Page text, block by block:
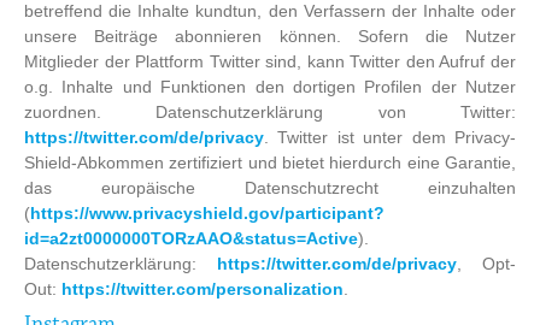
betreffend die Inhalte kundtun, den Verfassern der Inhalte oder
unsere Beiträge abonnieren können. Sofern die Nutzer
Mitglieder der Plattform Twitter sind, kann Twitter den Aufruf der
o.g. Inhalte und Funktionen den dortigen Profilen der Nutzer
zuordnen. Datenschutzerklärung von Twitter:
https://twitter.com/de/privacy. Twitter ist unter dem Privacy-
Shield-Abkommen zertifiziert und bietet hierdurch eine Garantie,
das europäische Datenschutzrecht einzuhalten
(https://www.privacyshield.gov/participant?
id=a2zt0000000TORzAAO&status=Active).
Datenschutzerklärung: https://twitter.com/de/privacy, Opt-
Out: https://twitter.com/personalization.